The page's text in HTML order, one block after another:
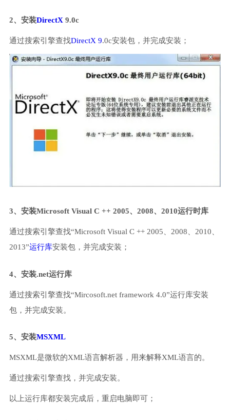
2、安装DirectX 9.0c
通过搜索引擎查找DirectX 9.0c安装包，并完成安装；
3、安装Microsoft Visual C ++ 2005、2008、2010运行时库
通过搜索引擎查找“Microsoft Visual C ++ 2005、2008、2010、
2013”运行库安装包，并完成安装；
4、安装.net运行库
通过搜索引擎查找“Mircosoft.net framework 4.0”运行库安装
包，并完成安装。
5、安装MSXML
MSXML是微软的XML语言解析器，用来解释XML语言的。
通过搜索引擎查找，并完成安装。
以上运行库都安装完成后，重启电脑即可；